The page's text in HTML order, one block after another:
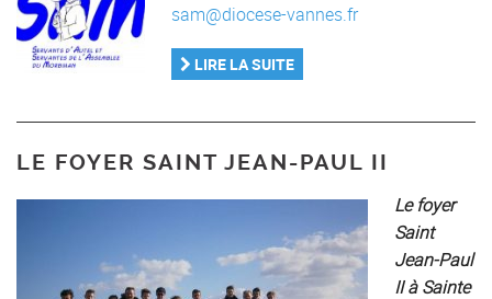
sam@diocese-vannes.fr
LIRE LA SUITE
LE FOYER SAINT JEAN-PAUL II
Le foyer
Saint
Jean-Paul
II à Sainte